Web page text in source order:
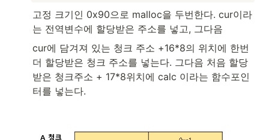
고정 크기인 0x90으로 malloc을 두번한다. cur이라
는 전역변수에 할당받은 주소를 넣고, 그다음
cur에 담겨져 있는 청크 주소 +16*8의 위치에 한번
더 할당받은 청크 주소를 넣는다. 그다음 처음 할당
받은 청크주소 + 17*8위치에 calc 이라는 함수포인
터를 넣는다.